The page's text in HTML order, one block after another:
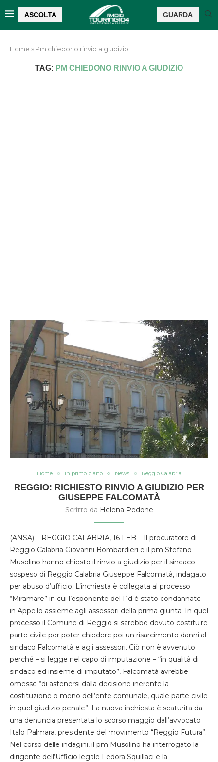
ASCOLTA GUARDA
Home » Pm chiedono rinvio a giudizio
TAG: PM CHIEDONO RINVIO A GIUDIZIO
Home In primo piano News Reggio Calabria
REGGIO: RICHIESTO RINVIO A GIUDIZIO PER
GIUSEPPE FALCOMATÀ
Scritto da Helena Pedone
(ANSA) – REGGIO CALABRIA, 16 FEB – Il procuratore di
Reggio Calabria Giovanni Bombardieri e il pm Stefano
Musolino hanno chiesto il rinvio a giudizio per il sindaco
sospeso di Reggio Calabria Giuseppe Falcomatà, indagato
per abuso d’ufficio. L’inchiesta è collegata al processo
“Miramare” in cui l’esponente del Pd è stato condannato
in Appello assieme agli assessori della prima giunta. In quel
processo il Comune di Reggio si sarebbe dovuto costituire
parte civile per poter chiedere poi un risarcimento danni al
sindaco Falcomatà e agli assessori. Ciò non è avvenuto
perché – si legge nel capo di imputazione – “in qualità di
sindaco ed insieme di imputato”, Falcomatà avrebbe
omesso “di astenersi dalla decisione inerente la
costituzione o meno dell’ente comunale, quale parte civile
in quel giudizio penale”. La nuova inchiesta è scaturita da
una denuncia presentata lo scorso maggio dall’avvocato
Italo Palmara, presidente del movimento “Reggio Futura”.
Nel corso delle indagini, il pm Musolino ha interrogato la
dirigente dell’Ufficio legale Fedora Squillaci e la